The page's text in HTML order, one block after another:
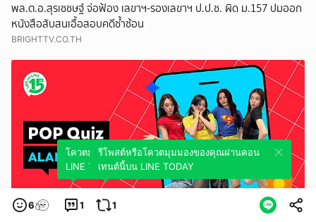
พล.ต.อ.สุรเชชษฐ์ จ่อฟ้อง เลขาฯ-รองเลขาฯ ป.ป.ช. ผิด ม.157 ปมออก
หนังสือสับสนเอื้อสอบคดีซ้ำซ้อน
BRIGHTTV.CO.TH
6 1
โควตมุมมองของคุณผ่านคอนเทนต์นี้บน
LINE TODAY
1
รีโพสต์หรือโควตมุมมองของคุณผ่านคอน
เทนต์นี้บน LINE TODAY